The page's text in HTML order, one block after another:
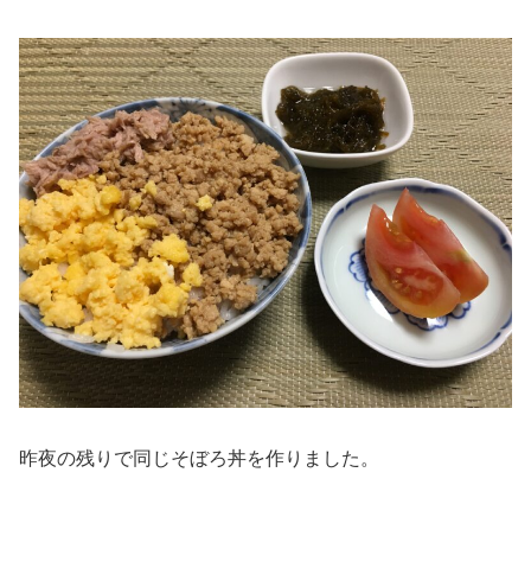
昨夜の残りで同じそぼろ丼を作りました。